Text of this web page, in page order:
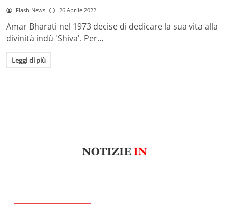
Flash News 26 Aprile 2022
Amar Bharati nel 1973 decise di dedicare la sua vita alla
divinità indù 'Shiva'. Per…
Leggi di più